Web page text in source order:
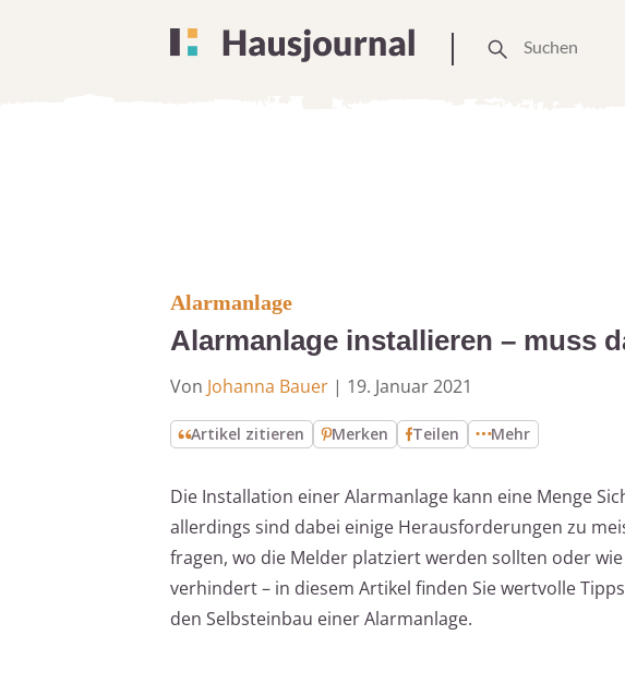
Alarmanlage
Alarmanlage installieren – muss
Von Johanna Bauer | 19. Januar 2021
Artikel zitieren Merken Teilen Mehr
Die Installation einer Alarmanlage kann eine Menge
allerdings sind dabei einige Herausforderungen zu
fragen, wo die Melder platziert werden sollten oder
verhindert – in diesem Artikel finden Sie wertvolle
den Selbsteinbau einer Alarmanlage.